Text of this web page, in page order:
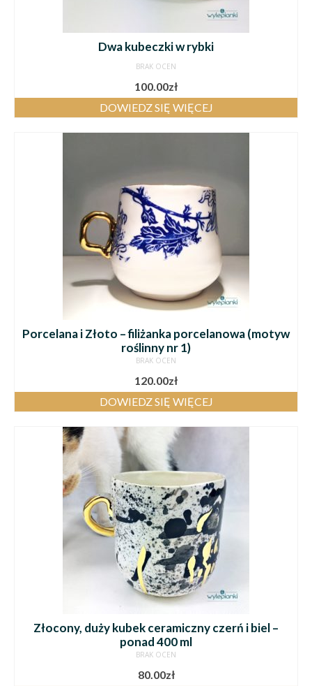
Dwa kubeczki w rybki
BRAK OCEN
100.00zł
DOWIEDZ SIĘ WIĘCEJ
Porcelana i Złoto – filiżanka porcelanowa (motyw
roślinny nr 1)
BRAK OCEN
120.00zł
DOWIEDZ SIĘ WIĘCEJ
Złocony, duży kubek ceramiczny czerń i biel –
ponad 400 ml
BRAK OCEN
80.00zł